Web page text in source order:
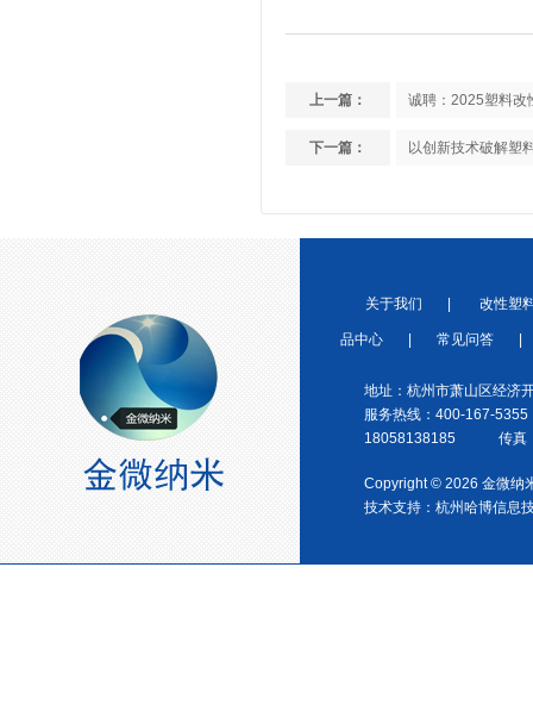
上一篇： 诚聘：2025塑料改
下一篇： 以创新技术破解塑
关于我们 改性塑
品中心 常见问答
地址：杭州市萧山区经济
服务热线：400-167-5355
18058138185 传真：
Copyright © 2026 金微纳
技术支持： 杭州哈博信息